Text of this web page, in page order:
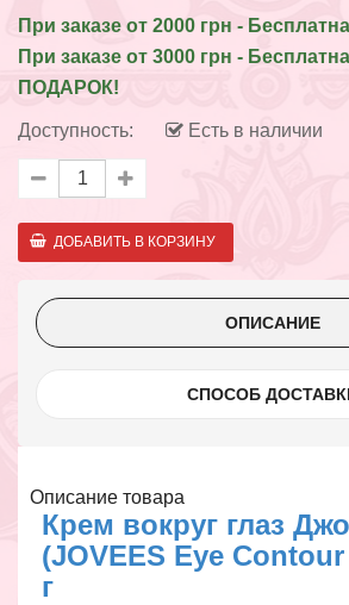
При заказе от 2000 грн -
При заказе от 3000 грн -
ПОДАРОК!
Доступность: Есть в наличии
ОПИСАНИЕ
СПОСОБ
Описание товара
Крем вокруг глаз
(JOVEES Eye
г